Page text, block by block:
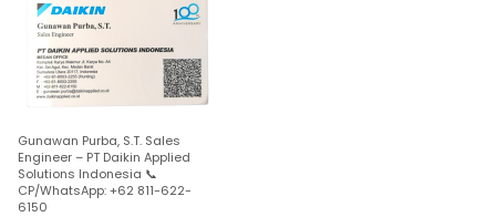
Gunawan Purba, S.T. Sales
Engineer – PT Daikin Applied
Solutions Indonesia 📞
CP/WhatsApp: +62 811-622-
6150